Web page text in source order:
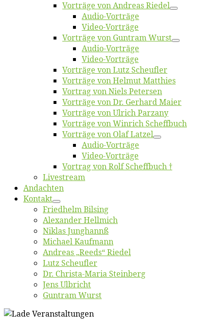
Vor­trä­ge von An­dre­as Riedel
Au­dio-Vor­trä­ge
Vi­deo-Vor­trä­ge
Vor­trä­ge von Gun­tram Wurst
Au­dio-Vor­trä­ge
Vi­deo-Vor­trä­ge
Vor­trä­ge von Lutz Scheufler
Vor­trä­ge von Hel­mut Matthies
Vor­trag von Niels Petersen
Vor­trä­ge von Dr. Ger­hard Maier
Vor­trä­ge von Ul­rich Parzany
Vor­trä­ge von Win­rich Scheffbuch
Vor­trä­ge von Olaf Latzel
Au­dio-Vor­trä­ge
Vi­deo-Vor­trä­ge
Vor­trag von Rolf Scheffbuch †
Live­stream
An­dach­ten
Kon­takt
Fried­helm Bilsing
Alex­an­der Hellmich
Ni­klas Junghannß
Mi­cha­el Kaufmann
An­dre­as „Reeds“ Riedel
Lutz Scheuf­ler
Dr. Chris­­ta-Ma­ria Steinberg
Jens Ulb­richt
Gun­tram Wurst